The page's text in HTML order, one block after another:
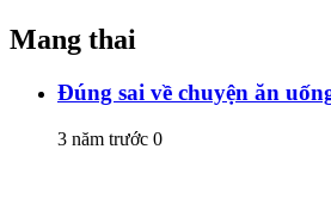
Mang thai
Đúng sai về chuyện ăn
3 năm trước 0